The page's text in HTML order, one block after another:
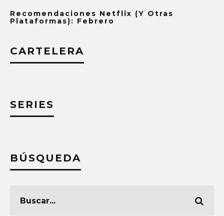
Recomendaciones Netflix (y Otras
Plataformas): Febrero
CARTELERA
SERIES
BÚSQUEDA